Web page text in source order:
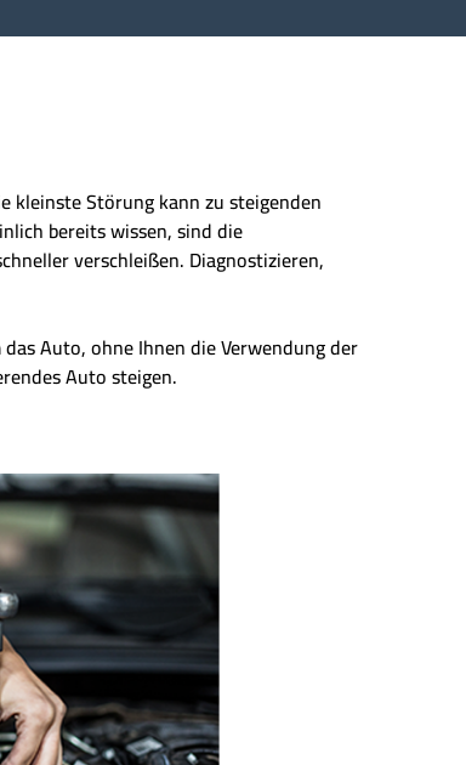
kleinste Störung kann zu steigenden
bereits wissen, sind die
verschleißen. Diagnostizieren,
Auto, ohne Ihnen die Verwendung der
Auto steigen.